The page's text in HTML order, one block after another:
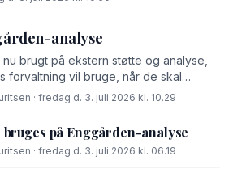
analyse
brugt på ekstern støtte og analyse,
forvaltning vil bruge, når de skal
om en driftsoverenskomst for
· fredag d. 3. juli 2026 kl. 10.29
på Enggården-analyse
· fredag d. 3. juli 2026 kl. 06.19